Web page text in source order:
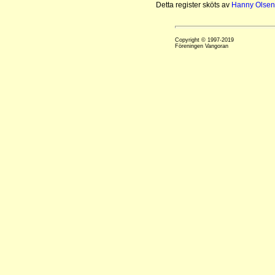
Detta register sköts av Hanny Olsen
Copyright © 1997-2019
Föreningen Vangoran